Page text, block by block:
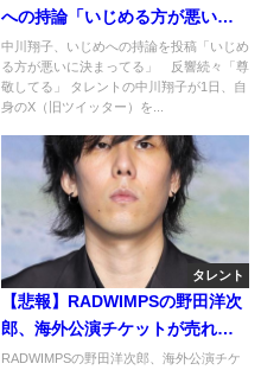
への持論「いじめる方が悪いに
決まってる」
中川翔子、いじめへの持論を投稿「いじめ
る方が悪いに決まってる」 反響続々「尊
敬してる」 タレントの中川翔子が1日、自
身のX（旧ツイッター）を...
タレント
【悲報】RADWIMPSの野田洋次
郎、海外公演チケットが売れな
い・・・( ；´Д｀)
RADWIMPSの野田洋次郎、海外公演チケ